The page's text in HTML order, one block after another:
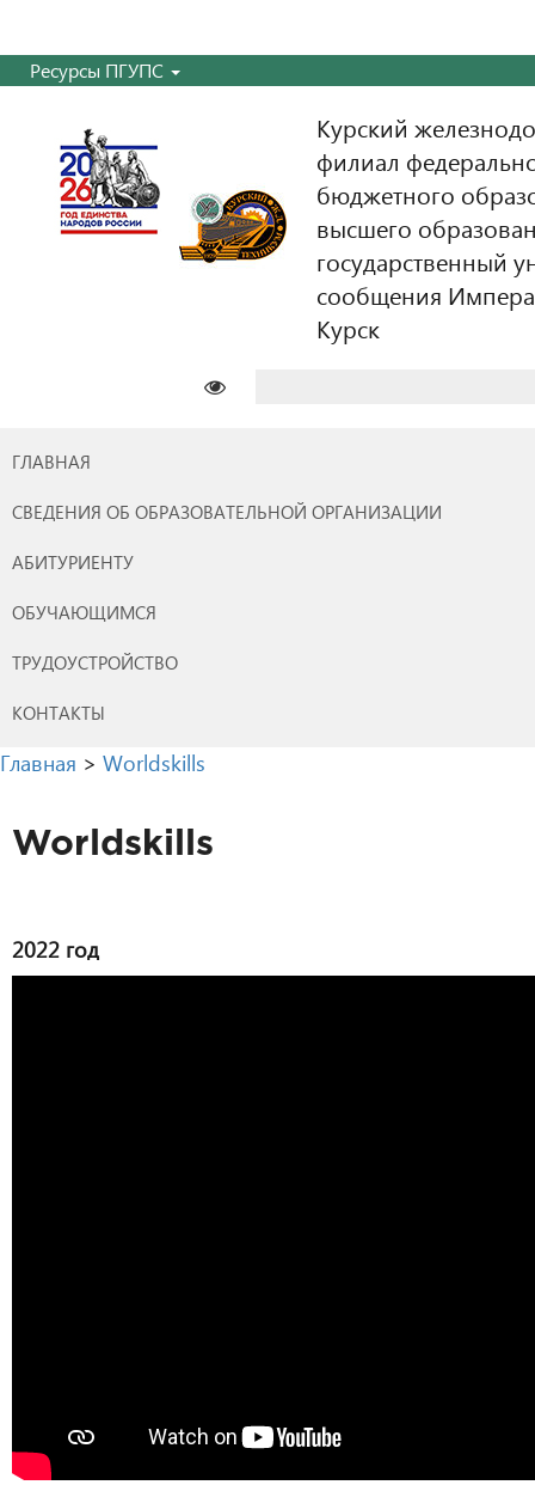
Ресурсы ПГУПС
Курский
филиал
бюджетного
высшего
государственный
сообщения
Курск
ГЛАВНАЯ
СВЕДЕНИЯ ОБ ОБРАЗОВАТЕЛЬНОЙ ОРГАНИЗАЦИИ
АБИТУРИЕНТУ
ОБУЧАЮЩИМСЯ
ТРУДОУСТРОЙСТВО
КОНТАКТЫ
Главная > Worldskills
Worldskills
2022 год